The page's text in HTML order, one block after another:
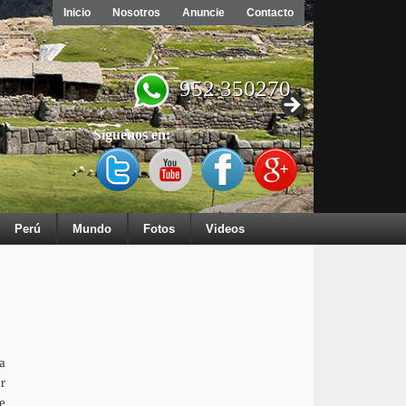
Inicio Nosotros Anuncie Contacto
952 350270
Síguenos en:
Perú Mundo Fotos Videos